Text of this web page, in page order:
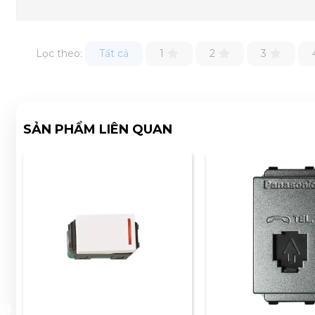
Lọc theo: Tất cả 1 2 3
SẢN PHẨM LIÊN QUAN